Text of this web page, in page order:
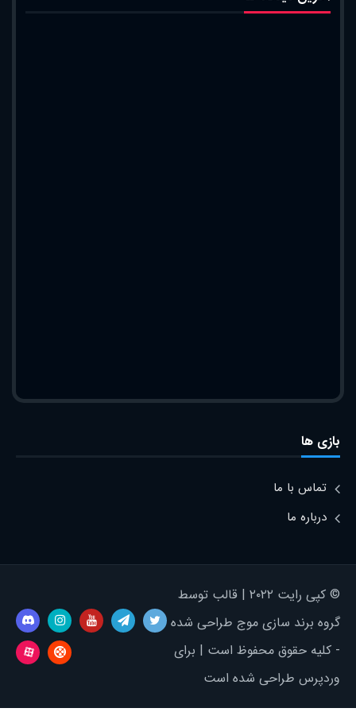
بازی ها
تماس با ما
درباره ما
© کپی رایت ۲۰۲۲ | قالب توسط
گروه برند سازی موج طراحی شده
- کلیه حقوق محفوظ است | برای
وردپرس طراحی شده است